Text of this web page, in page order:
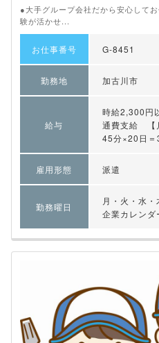
●大手グループ会社だから安心して
験が活かせ...
お仕事番号 G-8451
勤務地 加古川市
給与
時給2,300円
通費支給 【
45分×20日
雇用形態 派遣
勤務曜日
月・火・水
企業カレンダ